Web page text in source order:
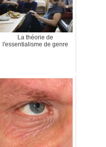
La théorie de
l'essentialisme de genre